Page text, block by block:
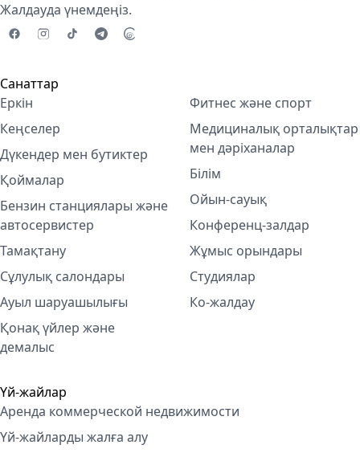
Жалдауда үнемдеңіз.
Санаттар
Еркін
Кеңселер
Дүкендер мен бутиктер
Қоймалар
Бензин станциялары және
автосервистер
Тамақтану
Сұлулық салондары
Ауыл шаруашылығы
Қонақ үйлер және
демалыс
Фитнес және спорт
Медициналық орталықтар
мен дәріханалар
Білім
Ойын-сауық
Конференц-залдар
Жұмыс орындары
Студиялар
Ко-жалдау
Үй-жайлар
Аренда коммерческой недвижимости
Үй-жайларды жалға алу